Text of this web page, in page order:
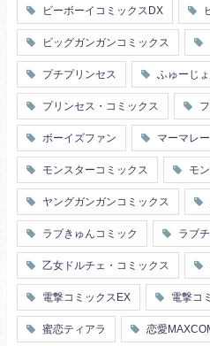
ビーボーイコミックスDX
ビッグガンガンコミックス
プチプリンセス ふゅーじ
プリンセス・コミックス
ボーイズファン マーマレ
モンスターコミックス モ
ヤングガンガンコミックス
ラブきゅんコミック ラブ
乙女ドルチェ・コミックス
電撃コミックスEX 電撃コ
蜜恋ティアラ 恋愛